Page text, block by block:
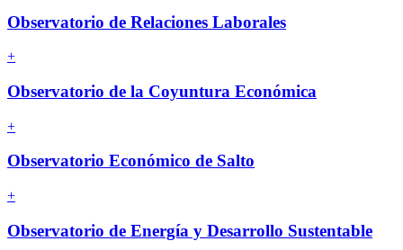
Observatorio de Relaciones Laborales
+
Observatorio de la Coyuntura Económica
+
Observatorio Económico de Salto
+
Observatorio de Energía y Desarrollo Sustentable